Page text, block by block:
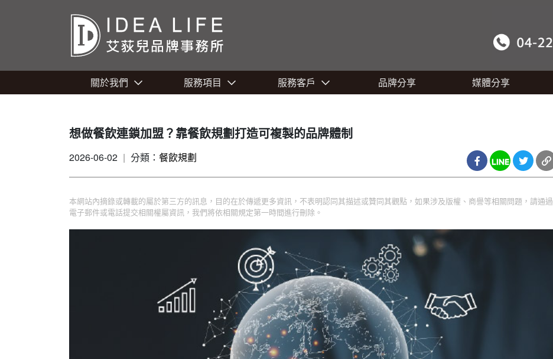
關於我們 服務項目 服務客戶 品牌分享 媒體分享
想做餐飲連鎖加盟？靠餐飲規劃打造可複製的品牌體制
2026-06-02 | 分類： 餐飲規劃
本網站內摘錄或轉載的屬於第三方的訊息，目的在於傳遞更多資訊，不表明認同其描述或贊同其觀點，如果涉及版權、商譽等相關問題，請通過
電子郵件或電話提交相關權屬資訊，我們將依相關規定第一時間進行刪除。